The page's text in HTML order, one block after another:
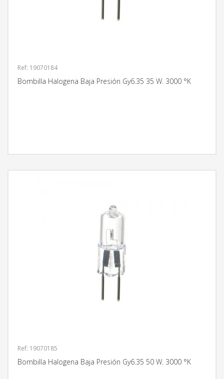
Ref: 19070184
Bombilla Halogena Baja Presión Gy6.35 35 W. 3000 °K
Ref: 19070185
Bombilla Halogena Baja Presión Gy6.35 50 W. 3000 °K